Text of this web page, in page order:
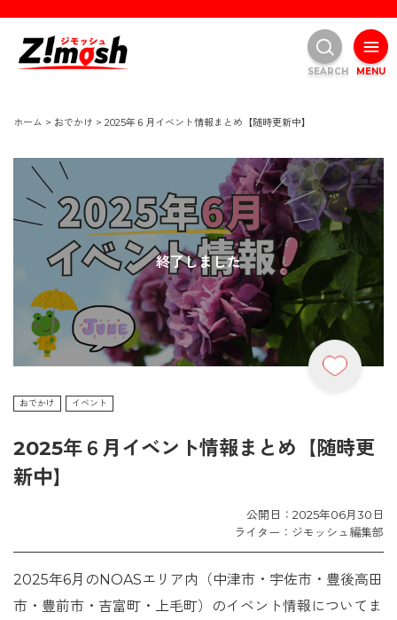
ホーム > おでかけ > 2025年６月イベント情報まとめ【随時更新中】
終了しました
おでかけ イベント
2025年６月イベント情報まとめ【随時更
新中】
公開日：2025年06月30日
ライター：ジモッシュ編集部
2025年6月のNOASエリア内（中津市・宇佐市・豊後高田
市・豊前市・吉富町・上毛町）のイベント情報についてま
MENU
SEARCH